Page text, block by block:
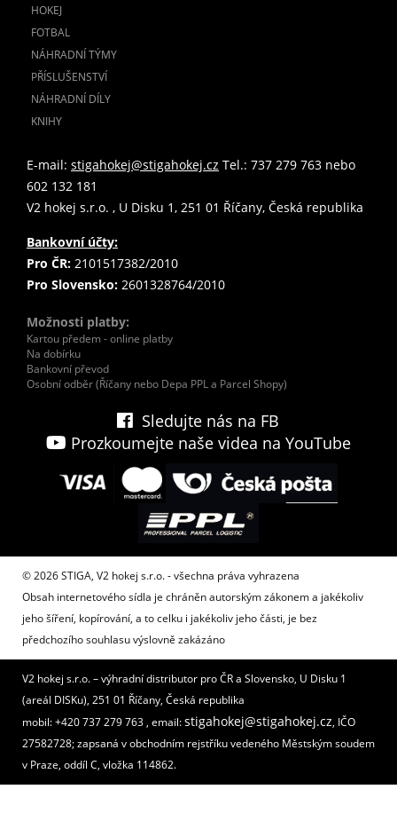
HOKEJ
FOTBAL
NÁHRADNÍ TÝMY
PŘÍSLUŠENSTVÍ
NÁHRADNÍ DÍLY
KNIHY
E-mail: stigahokej@stigahokej.cz Tel.: 737 279 763 nebo
602 132 181
V2 hokej s.r.o. , U Disku 1, 251 01 Říčany, Česká republika
Bankovní účty:
Pro ČR: 2101517382/2010
Pro Slovensko: 2601328764/2010
Možnosti platby:
Kartou předem - online platby
Na dobírku
Bankovní převod
Osobní odběr (Říčany nebo Depa PPL a Parcel Shopy)
Sledujte nás na FB
Prozkoumejte naše videa na YouTube
© 2026 STIGA, V2 hokej s.r.o. - všechna práva vyhrazena
Obsah internetového sídla je chráněn autorským zákonem a jakékoliv
jeho šíření, kopírování, a to celku i jakékoliv jeho části, je bez
předchozího souhlasu výslovně zakázáno
V2 hokej s.r.o. – výhradní distributor pro ČR a Slovensko, U Disku 1
(areál DISKu), 251 01 Říčany, Česká republika
mobil: +420 737 279 763 , email:stigahokej@stigahokej.cz, IČO
27582728; zapsaná v obchodním rejstříku vedeného Městským soudem
v Praze, oddíl C, vložka 114862.